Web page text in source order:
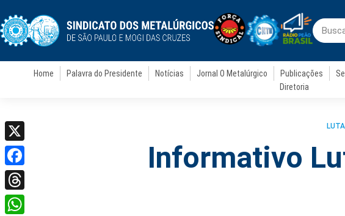
Home Palavra do Presidente Notícias Jornal O Metalúrgico Publicações
Diretoria
Informativo
X
Facebook
Threads